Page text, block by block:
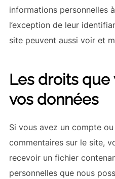
informations personnelles
l’exception de leur
site peuvent aussi voir et
Les droits que
vos données
Si vous avez un compte
commentaires sur le site,
recevoir un fichier
personnelles que nous